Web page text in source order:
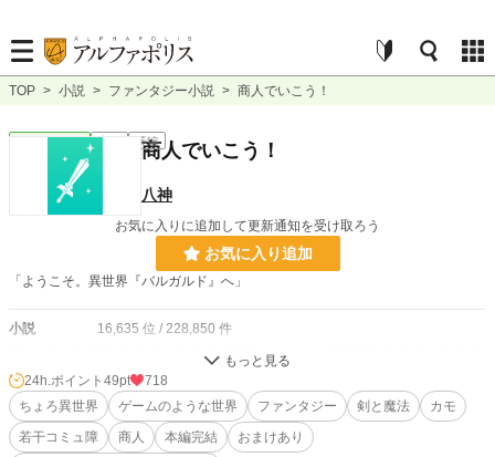
TOP > 小説 > ファンタジー小説 > 商人でいこう！
ファンタジー 完結 長編
商人でいこう！
八神
お気に入りに追加して更新通知を受け取ろう
お気に入り追加
「ようこそ。異世界『バルガルド』へ」
小説 16,635 位 / 228,850 件
2,826 位 / 53,334 件
お気に入り 458
24h.ポイント 49 pt
24h.ポイント 49pt
718
ちょろ異世界
ゲームのような世界 ファンタジー 剣と魔法
カモ
若干コミュ障
商人 本編完結
おまけあり